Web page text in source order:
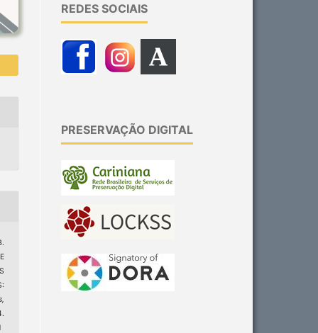
REDES SOCIAIS
PRESERVAÇÃO DIGITAL